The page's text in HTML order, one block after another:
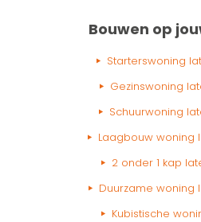
Bouwen op
Starterswoning
Gezinswoning
Schuurwoning
Laagbouw woning
2 onder 1 kap
Duurzame woning
Kubistische